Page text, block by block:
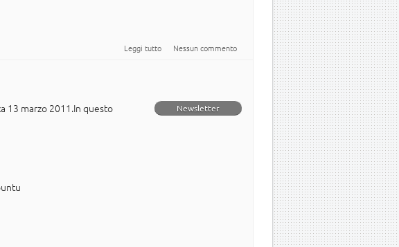
Leggi tutto su Newsletter italiana numero 11 del 2011
Nessun commento
Newsletter
13 marzo 2011.In questo